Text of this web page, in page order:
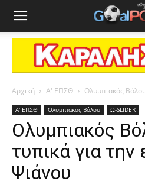
Αρχική Α' ΕΠΣΘ Ολυμπιακός
Α' ΕΠΣΘ Ολυμπιακός Βόλου Ω-SLIDER
Ολυμπιακός
τυπικά για
Ψιάνου